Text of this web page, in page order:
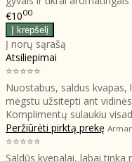
€1000
Į norų sąrašą
Atsiliepimai
⭐⭐⭐⭐⭐
Nuostabus, saldus
mėgstu užsitepti ant
Komplimentų sulaukiu
Peržiūrėti pirktą prekę
⭐⭐⭐⭐⭐
Saldūs kvepalai, labai